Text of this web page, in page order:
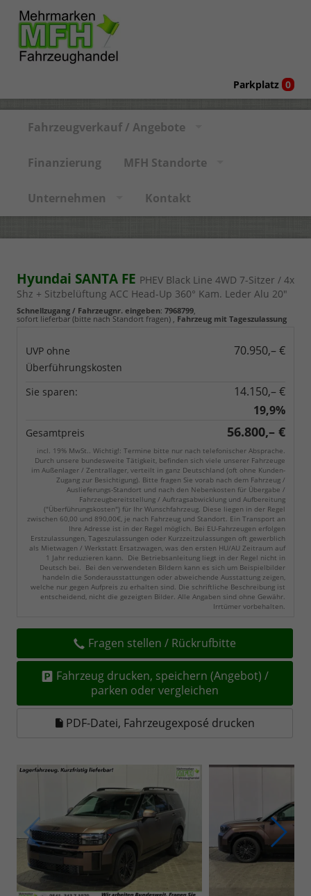
Parkplatz 0
Fahrzeugverkauf / Angebote
Finanzierung MFH Standorte
Unternehmen Kontakt
Hyundai SANTA FE PHEV Black Line 4WD 7-Sitzer / 4x
Shz + Sitzbelüftung ACC Head-Up 360° Kam. Leder Alu 20"
Schnellzugang / Fahrzeugnr. eingeben: 7968799
sofort lieferbar (bitte nach Standort fragen)
Fahrzeug mit Tageszulassung
UVP ohne
Überführungskosten
70.950,– €
Sie sparen:
14.150,– €
19,9%
Gesamtpreis 56.800,– €
incl. 19% MwSt.. Wichtig!: Termine bitte nur nach telefonischer Absprache.
Durch unsere bundesweite Tätigkeit, befinden sich viele unserer Fahrzeuge
im Außenlager / Zentrallager, verteilt in ganz Deutschland (oft ohne Kunden-
Zugang zur Besichtigung). Bitte fragen Sie vorab nach dem Fahrzeug /
Auslieferungs-Standort und nach den Nebenkosten für Übergabe /
Fahrzeugbereitstellung / Auftragsabwicklung und Aufbereitung
("Überführungskosten") für Ihr Wunschfahrzeug. Diese liegen in der Regel
zwischen 60,00 und 890,00€, je nach Fahrzeug und Standort. Ein Transport an
Ihre Adresse ist in der Regel möglich. Bei EU-Fahrzeugen erfolgen
Erstzulassungen, Tageszulassungen oder Kurzzeitzulassungen oft gewerblich
als Mietwagen / Werkstatt Ersatzwagen, was den ersten HU/AU Zeitraum auf
1 Jahr reduzieren kann. Die Betriebsanleitung liegt in der Regel nicht in
Deutsch bei. Bei den verwendeten Bildern kann es sich um Beispielbilder
handeln die Sonderausstattungen oder abweichende Ausstattung zeigen,
welche nur gegen Aufpreis zu erhalten sind. Die schriftliche Beschreibung ist
entscheidend, nicht die gezeigten Bilder. Alle Angaben sind ohne Gewähr.
Irrtümer vorbehalten.
Fragen stellen / Rückrufbitte
Fahrzeug drucken, speichern (Angebot) /
parken oder vergleichen
PDF-Datei, Fahrzeugexposé drucken